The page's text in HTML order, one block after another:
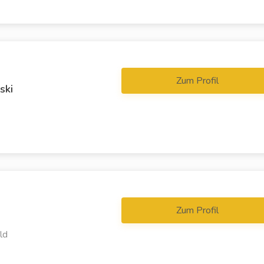
Zum Profil
Zum Profil